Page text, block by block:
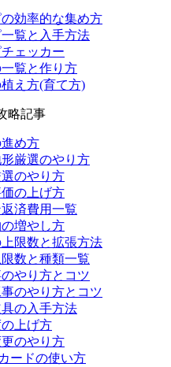
効率的な集め方
覧と入手方法
ェッカー
覧と作り方
え方(育て方)
略記事
め方
厳選のやり方
のやり方
の上げ方
返済費用一覧
増やし方
限数と拡張方法
数と種類一覧
やり方とコツ
のやり方とコツ
の入手方法
上げ方
のやり方
ードの使い方